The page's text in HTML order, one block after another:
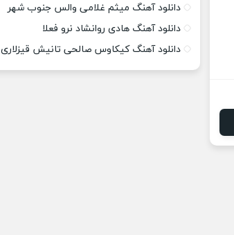
دانلود آهنگ میثم غلامی والس جنوب شهر
دانلود آهنگ هادی روانشاد نرو فعلا
دانلود آهنگ کیکاوس صالحی تانیش قیزلاری